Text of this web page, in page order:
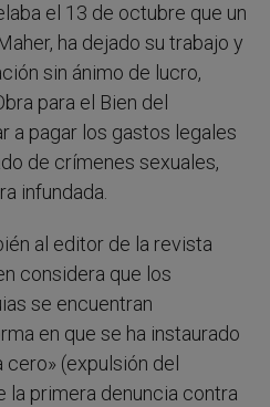
el 13 de octubre que un
ha dejado su trabajo y
sin ánimo de lucro,
para el Bien del
a pagar los gastos legales
de crímenes sexuales,
infundada.
al editor de la revista
considera que los
se encuentran
en que se ha instaurado
(expulsión del
primera denuncia contra